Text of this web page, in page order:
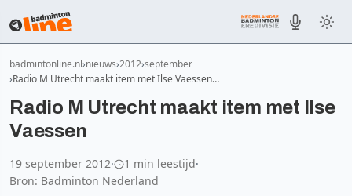
badmintonline.nl nieuws 2012 september
Radio M Utrecht maakt item met Ilse Vaessen…
Radio M Utrecht maakt item met Ilse
Vaessen
19 september 2012· 1 min leestijd·
Bron: Badminton Nederland